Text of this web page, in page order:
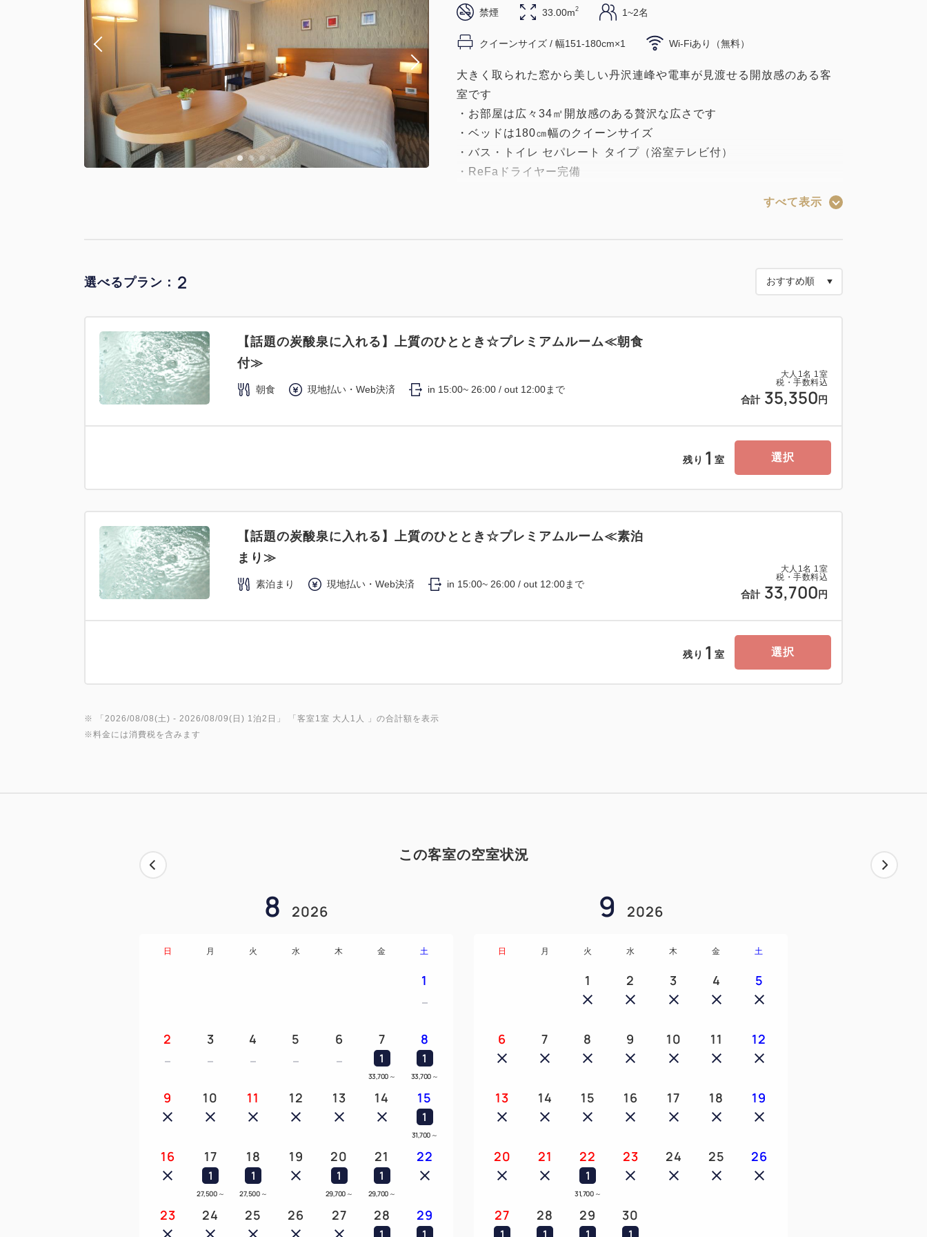
禁煙 33.00m2 1~2名
クイーンサイズ / 幅151-180cm×1 Wi-Fiあり（無料）
大きく取られた窓から美しい丹沢連峰や電車が見渡せる開放感のある客
室です
・お部屋は広々34㎡開放感のある贅沢な広さです
・ベッドは180㎝幅のクイーンサイズ
・バス・トイレ セパレート タイプ（浴室テレビ付）
・ReFaドライヤー完備
すべて表示
選べるプラン： 2
大人 1名 1室
税・手数料込
合計 35,350 円
【話題の炭酸泉に入れる】上質のひととき☆プレミアムルーム≪朝食
付≫
朝食 現地払い・Web決済 in 15:00~ 26:00 / out 12:00まで
残り 1 室 選択
大人 1名 1室
税・手数料込
合計 33,700 円
【話題の炭酸泉に入れる】上質のひととき☆プレミアムルーム≪素泊
まり≫
素泊まり 現地払い・Web決済 in 15:00~ 26:00 / out 12:00まで
残り 1 室 選択
※ 「 2026/08/08(土) - 2026/08/09(日) 1泊2日 」 「 客室1室 大人1人
」の合計額を表示
※料金には消費税を含みます
この客室の空室状況
8 2026
日 月 火 水 木 金 土
1
2 3 4 5 6 7
1
33,700 ～
8
1
33,700 ～
9 10 11 12 13 14 15
1
31,700 ～
16 17
1
27,500 ～
18
1
27,500 ～
19 20
1
29,700 ～
21
1
29,700 ～
22
23 24 25 26 27 28 29
9 2026
日 月 火 水 木 金 土
1 2 3 4 5
6 7 8 9 10 11 12
13 14 15 16 17 18 19
20 21 22
1
31,700 ～
23 24 25 26
27 28 29 30